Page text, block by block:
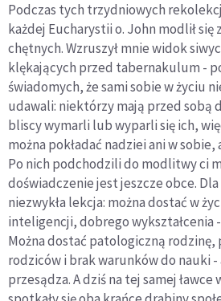
Podczas tych trzydniowych
każdej Eucharystii o. John modlił się
chętnych. Wzruszył mnie widok
klękających przed tabernakulum -
świadomych, że sami sobie w życiu
udawali: niektórzy mają przed sobą
bliscy wymarli lub wyparli się ich,
można pokładać nadziei ani w sobie,
Po nich podchodzili do modlitwy ci
doświadczenie jest jeszcze obce. Dla
niezwykła lekcja: można dostać w
inteligencji, dobrego wykształcenia
Można dostać patologiczną rodzinę,
rodziców i brak warunków do nauki
przesądza. A dziś na tej samej